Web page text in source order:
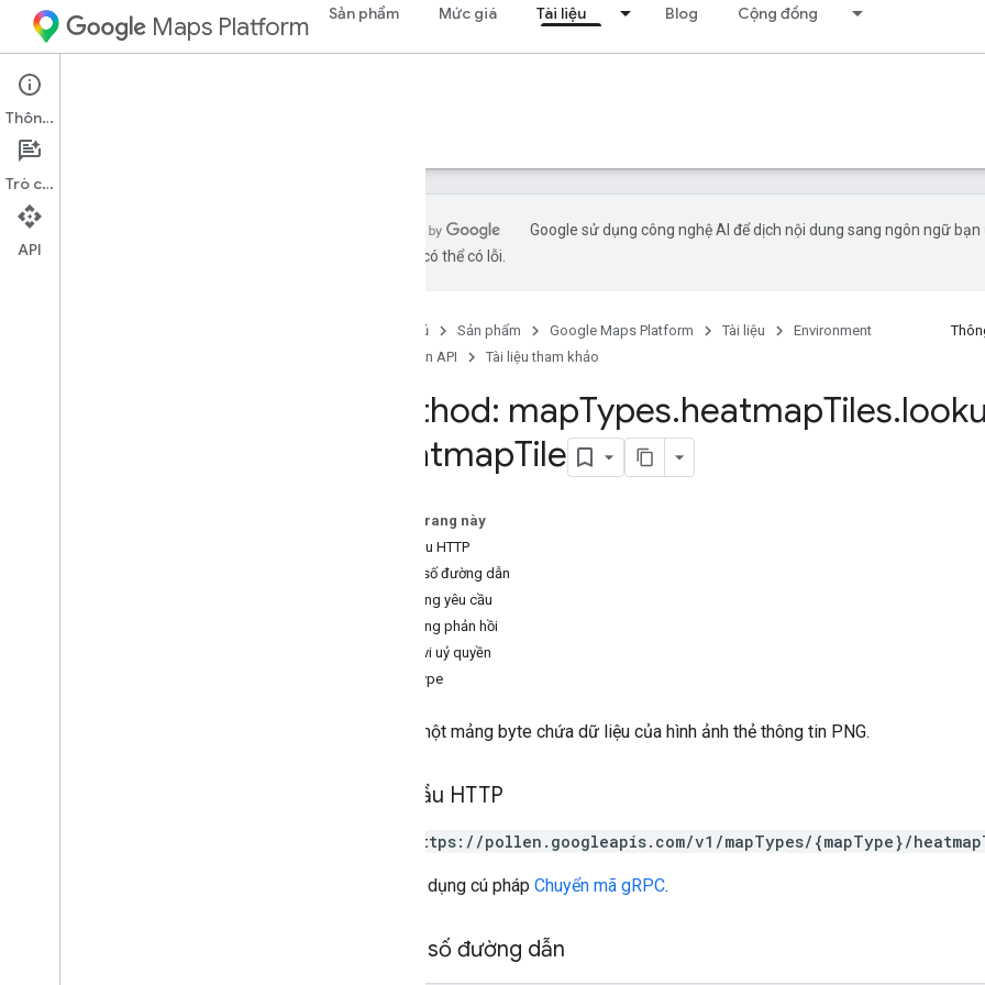
Maps Platform Sản phẩm Mức giá Tài liệu Blog Cộng đồng
Environment
Hướng dẫn
Google sử dụng công nghệ AI để dịch nội dung sang ngôn ngữ
bằng AI có thể có lỗi.
Trang chủ Sản phẩm Google Maps Platform Tài liệu
Environment
Pollen API
Tài liệu tham khảo
Method: mapTypes.heatmapTiles.
HeatmapTile
Trên trang này
Yêu cầu HTTP
Tham số đường dẫn
Nội dung yêu cầu
Nội dung phản hồi
Phạm vi uỷ quyền
MapType
Trả về một mảng byte chứa dữ liệu của hình ảnh thẻ thông tin PNG.
Yêu cầu HTTP
GET https://pollen.googleapis.com/v1/mapTypes/{mapType}/
URL sử dụng cú pháp Chuyển mã gRPC.
Tham số đường dẫn
Thông tin
Trò chuyện
API